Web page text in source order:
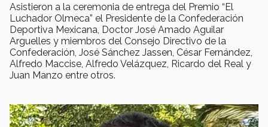
Asistieron a la ceremonia de entrega del Premio “El
Luchador Olmeca” el Presidente de la Confederación
Deportiva Mexicana, Doctor José Amado Aguilar
Arguelles y miembros del Consejo Directivo de la
Confederación, José Sánchez Jassen, César Fernández,
Alfredo Maccise, Alfredo Velázquez, Ricardo del Real y
Juan Manzo entre otros.